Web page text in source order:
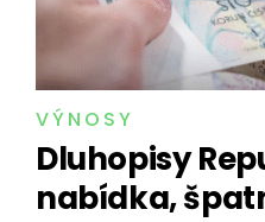
VÝNOSY
Dluhopisy
nabídka,